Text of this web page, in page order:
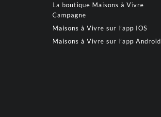
La boutique Maisons à Vivre
Campagne
Maisons à Vivre sur l’app IOS
Maisons à Vivre sur l’app Android